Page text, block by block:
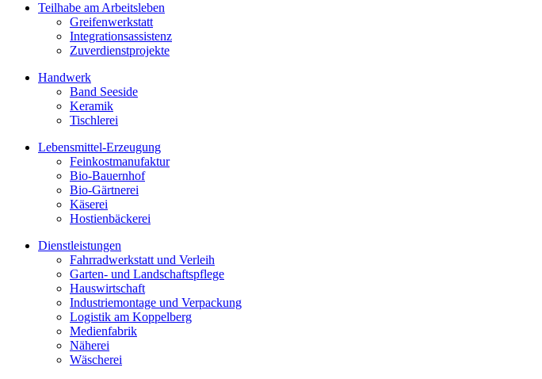
Teilhabe am Arbeitsleben
Greifenwerkstatt
Integrationsassistenz
Zuverdienstprojekte
Handwerk
Band Seeside
Keramik
Tischlerei
Lebensmittel-Erzeugung
Feinkostmanufaktur
Bio-Bauernhof
Bio-Gärtnerei
Käserei
Hostienbäckerei
Dienstleistungen
Fahrradwerkstatt und Verleih
Garten- und Landschaftspflege
Hauswirtschaft
Industriemontage und Verpackung
Logistik am Koppelberg
Medienfabrik
Näherei
Wäscherei